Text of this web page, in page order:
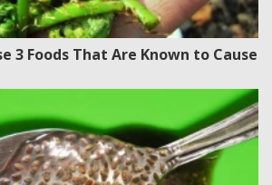
3 Foods That Are Known to Cause